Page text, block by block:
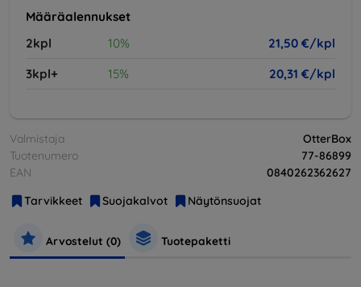
Määräalennukset
2kpl
10%
21,50 €/kpl
3kpl+
15% 20,31 €/kpl
Valmistaja
OtterBox
Tuotenumero
77-86899
EAN
0840262362627
Tarvikkeet
Suojakalvot Näytönsuojat
Arvostelut (0) Tuotepaketti